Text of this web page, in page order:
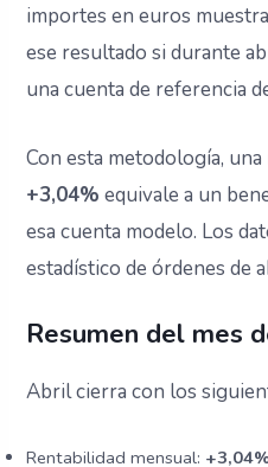
importes en euros
ese resultado si durante
una cuenta de referencia
Con esta metodología,
+3,04% equivale a un
esa cuenta modelo. Los
estadístico de órdenes de
Resumen del mes
Abril cierra con los
Rentabilidad mensual: